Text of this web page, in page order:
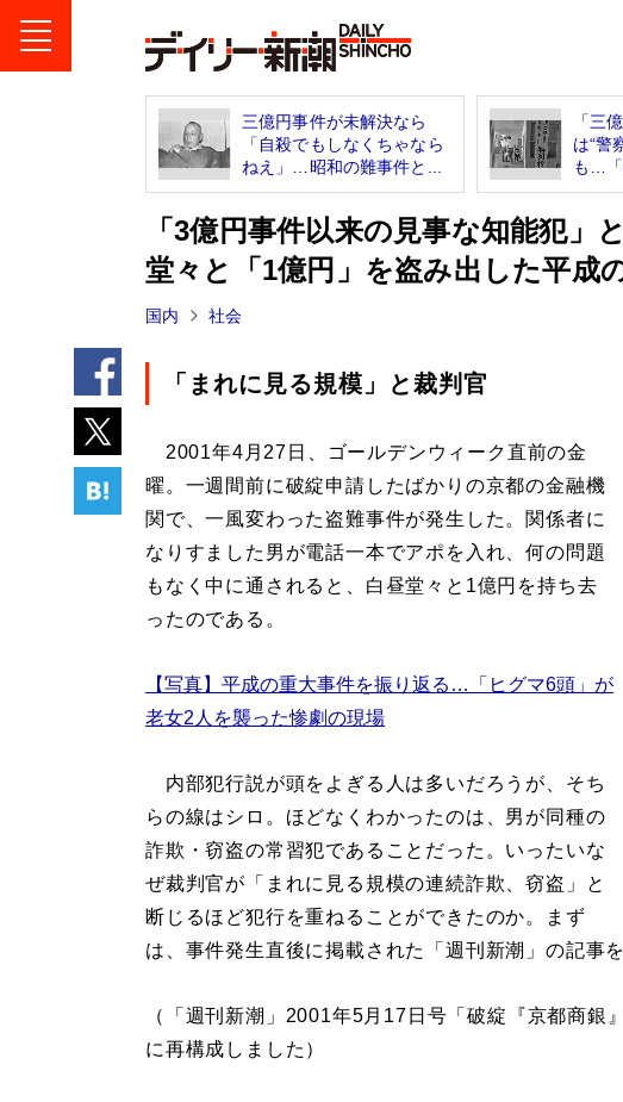
三億円事件が未解決なら
「自殺でもしなくちゃなら
ねえ」…昭和の難事件と...
「三
は“警
も…「
「3億円事件以来の見事な知能犯
堂々と「1億円」を盗み出した平成
国内 社会
「まれに見る規模」と裁判官
2001年4月27日、ゴールデンウィーク直前の金
曜。一週間前に破綻申請したばかりの京都の金融機
関で、一風変わった盗難事件が発生した。関係者に
なりすました男が電話一本でアポを入れ、何の問題
もなく中に通されると、白昼堂々と1億円を持ち去
ったのである。
【写真】平成の重大事件を振り返る…「ヒグマ6頭」が
老女2人を襲った惨劇の現場
内部犯行説が頭をよぎる人は多いだろうが、そち
らの線はシロ。ほどなくわかったのは、男が同種の
詐欺・窃盗の常習犯であることだった。いったいな
ぜ裁判官が「まれに見る規模の連続詐欺、窃盗」と
断じるほど犯行を重ねることができたのか。まず
は、事件発生直後に掲載された「週刊新潮」の記事
（「週刊新潮」2001年5月17日号「破綻『京都商銀
に再構成しました）